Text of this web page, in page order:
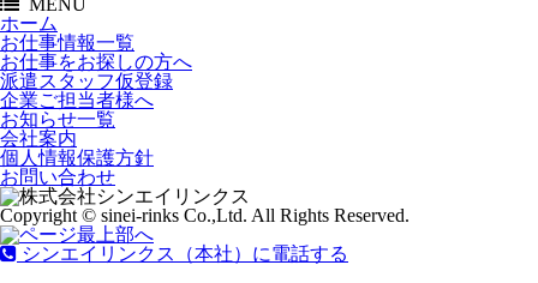
MENU
ホーム
お仕事情報一覧
お仕事をお探しの方へ
派遣スタッフ仮登録
企業ご担当者様へ
お知らせ一覧
会社案内
個人情報保護方針
お問い合わせ
Copyright © sinei-rinks Co.,Ltd. All Rights Reserved.
シンエイリンクス（本社）に電話する